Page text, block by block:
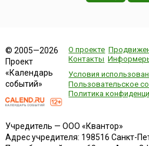
© 2005—2026
Проект
«Календарь
событий»
О проекте
Контакты
Условия
Пользовательское
Политика
Учредитель — ООО «Квантор»
Адрес учредителя: 198516 Санкт-